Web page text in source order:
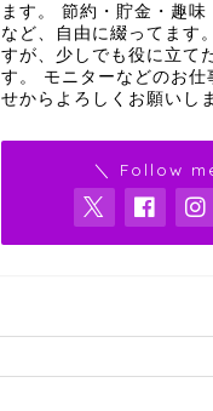
ます。 節約・貯金・趣味
など、自由に綴ってます
すが、少しでも役に立て
す。 モニターなどのお仕
せからよろしくお願いし
＼ Follow